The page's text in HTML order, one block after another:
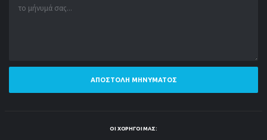
ΑΠΟΣΤΟΛΉ ΜΗΝΎΜΑΤΟΣ
ΟΙ ΧΟΡΗΓΟΊ ΜΑΣ: